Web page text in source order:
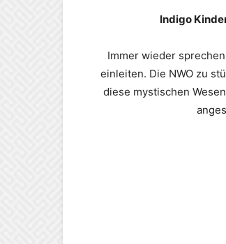
Indigo
Immer wieder
einleiten. Die NWO zu
diese mystischen